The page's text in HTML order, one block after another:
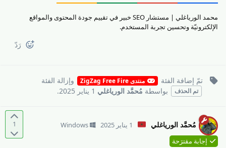
محمد الورياغلي | مستشار SEO خبير في تقييم جودة المحتوى والمواقع
الإلكترونيّة وتحسين تجربة المستخدم.
رَدّ
تمّ إضافة الفئة منتدى ZigZag Free Fire وإزالة الفئة
تم الحذف بواسطة مُحمَّد الورياغلي 1 يناير 2025 .
1 مُحمَّد الورياغلي 1 يناير 2025
Windows
إجابة مقترَحة